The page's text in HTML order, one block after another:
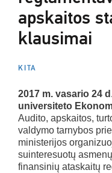
apskaitos
klausimai
KITA
2017 m. vasario 24 d .
universiteto
Audito, apskaitos,
valdymo tarnybos
ministerijos
suinteresuotų
finansinių ataskaitų